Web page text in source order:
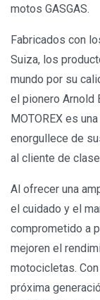
motos GASGAS.
Fabricados con
Suiza, los
mundo por su
el pionero Arnold
MOTOREX es
enorgullece de
al cliente de
Al ofrecer una
el cuidado y el
comprometido a
mejoren el
motocicletas.
próxima